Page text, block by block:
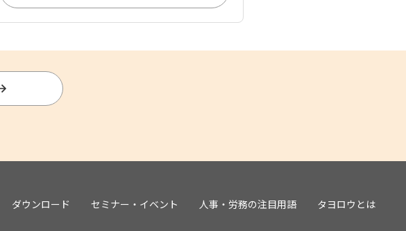
ダウンロード セミナー・イベント 人事・労務の注目用語 タヨロウとは